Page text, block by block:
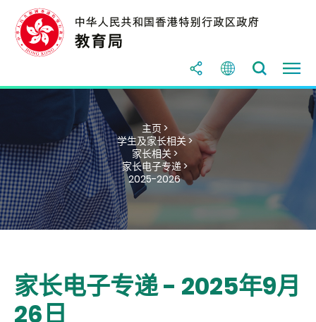
主页 >
学生及家长相关 >
家长相关 >
家长电子专递 >
2025-2026
家长电子专递 - 2025年9月
26日